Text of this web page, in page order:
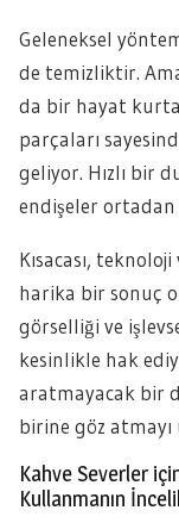
Geleneksel
de temizliktir.
da bir hayat
parçaları
geliyor. Hızlı bir
endişeler ortadan
Kısacası,
harika bir sonuç
görselliği ve
kesinlikle hak
aratmayacak bir
birine göz atmayı
Kahve Severler
Kullanmanın